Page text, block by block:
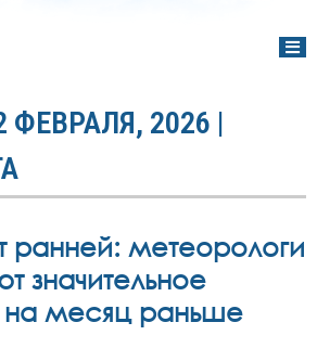
ФЕВРАЛЯ, 2026 |
ранней: метеорологи
значительное
на месяц раньше